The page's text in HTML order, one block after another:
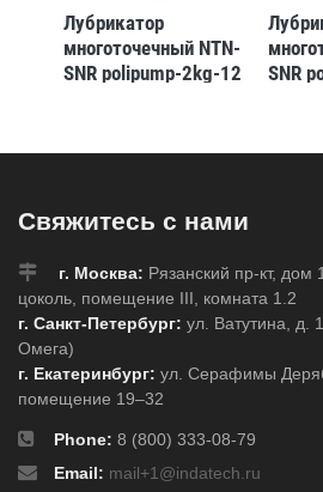
Лубрикатор
многоточечный NTN-
SNR polipump-2kg-12
(3413521311567)
SNR
Свяжитесь с нами
г. Москва: Рязанский пр-кт, дом
цоколь, помещение III, комната 1.2
г. Санкт-Петербург: ул. Ватутина,
Омега)
г. Екатеринбург: ул. Серафимы
помещение 19–32
Phone: 8 (800) 333-08-79
Email: mail+1@indatech.ru